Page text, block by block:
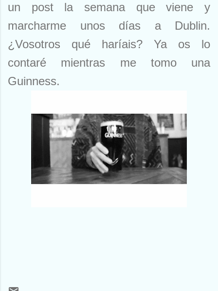
un post la semana que viene y
marcharme unos días a Dublin.
¿Vosotros qué haríais? Ya os lo
contaré mientras me tomo una
Guinness.